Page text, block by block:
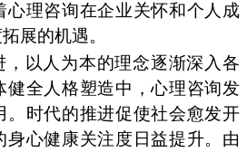
心理咨询在企业关怀和个人成
展的机遇。
，以人为本的理念逐渐深入各
健全人格塑造中，心理咨询发
。时代的推进促使社会愈发开
身心健康关注度日益提升。由